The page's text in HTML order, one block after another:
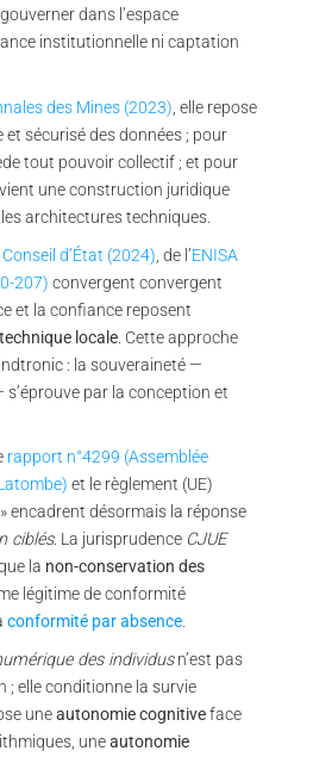
dans l’espace
institutionnelle ni captation
des Mines (2023), elle repose
sécurisé des données ; pour
tout pouvoir collectif ; et pour
une construction juridique
architectures techniques.
Conseil d’État (2024), de l’ENISA
207) convergent convergent
et la confiance reposent
locale. Cette approche
: la souveraineté —
par la conception et
rapport n°4299 (Assemblée
et le règlement (UE)
encadrent désormais la réponse
ciblés. La jurisprudence CJUE
la non-conservation des
légitime de conformité
conformité par absence.
des individusn’est pas
; elle conditionne la survie
uneautonomie cognitiveface
uneautonomie